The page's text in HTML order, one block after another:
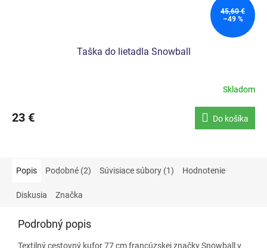
45,60 €
–49 %
Taška do lietadla Snowball
Skladom
23 € Do košíka
Popis Podobné (2) Súvisiace súbory (1) Hodnotenie
Diskusia Značka
Podrobný popis
Textilný cestovný kufor 77 cm francúzskej značky Snowball v